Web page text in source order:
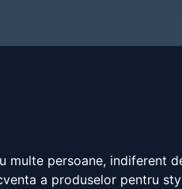
persoane, indiferent
a produselor pentru